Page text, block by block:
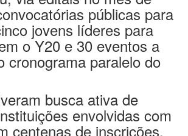
públicas para
jovens líderes para
o Y20 e 30 eventos a
cronograma paralelo do
busca ativa de
envolvidas com
centenas de inscrições,